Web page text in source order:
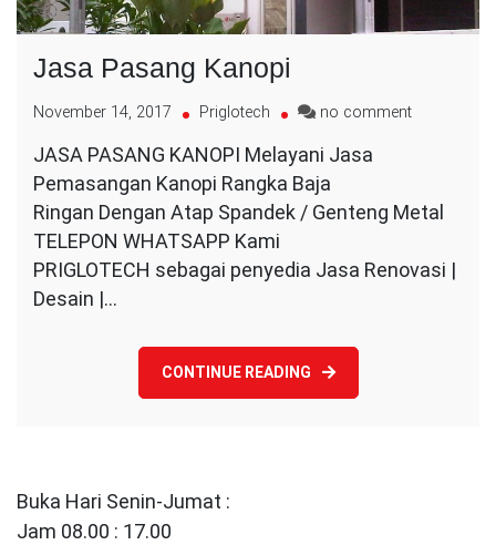
Jasa Pasang Kanopi
November 14, 2017 Priglotech no commenton
JASA PASANG KANOPI Melayani Jasa
Pemasangan Kanopi Rangka Baja
Ringan Dengan Atap Spandek / Genteng Metal
TELEPON WHATSAPP Kami
PRIGLOTECH sebagai penyedia Jasa Renovasi |
Desain |…
CONTINUE READING
Buka Hari Senin-Jumat :
Jam 08.00 : 17.00